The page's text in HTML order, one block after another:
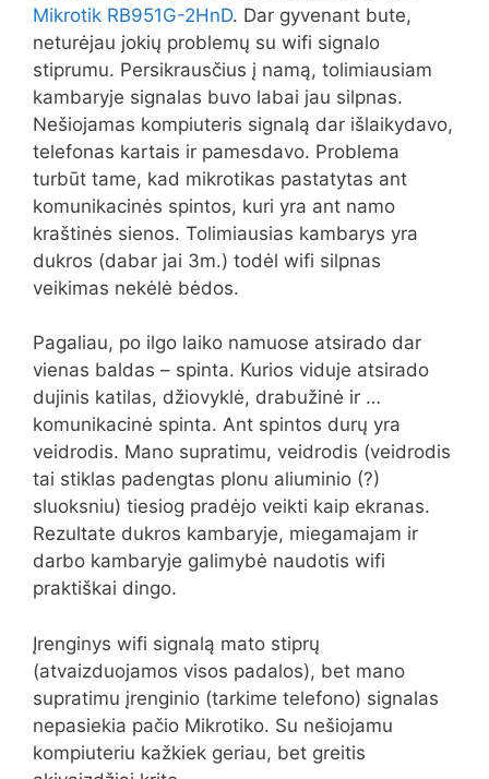
Mikrotik RB951G-2HnD. Dar gyvenant bute,
neturėjau jokių problemų su wifi signalo
stiprumu. Persikrausčius į namą, tolimiausiam
kambaryje signalas buvo labai jau silpnas.
Nešiojamas kompiuteris signalą dar išlaikydavo,
telefonas kartais ir pamesdavo. Problema
turbūt tame, kad mikrotikas pastatytas ant
komunikacinės spintos, kuri yra ant namo
kraštinės sienos. Tolimiausias kambarys yra
dukros (dabar jai 3m.) todėl wifi silpnas
veikimas nekėlė bėdos.
Pagaliau, po ilgo laiko namuose atsirado dar
vienas baldas – spinta. Kurios viduje atsirado
dujinis katilas, džiovyklė, drabužinė ir …
komunikacinė spinta. Ant spintos durų yra
veidrodis. Mano supratimu, veidrodis (veidrodis
tai stiklas padengtas plonu aliuminio (?)
sluoksniu) tiesiog pradėjo veikti kaip ekranas.
Rezultate dukros kambaryje, miegamajam ir
darbo kambaryje galimybė naudotis wifi
praktiškai dingo.
Įrenginys wifi signalą mato stiprų
(atvaizduojamos visos padalos), bet mano
supratimu įrenginio (tarkime telefono) signalas
nepasiekia pačio Mikrotiko. Su nešiojamu
kompiuteriu kažkiek geriau, bet greitis